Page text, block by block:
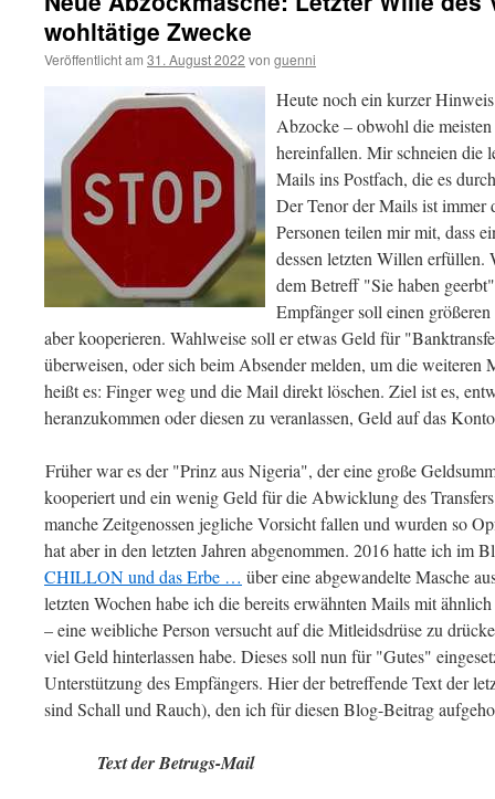
wohltätige Zwecke
Veröffentlicht am 31. August 2022 von guenni
Heute noch ein kurzer
Abzocke – obwohl die
hereinfallen. Mir schneien die
Mails ins Postfach, die es
Der Tenor der Mails ist immer
Personen teilen mir mit, dass
dessen letzten Willen erfüllen.
dem Betreff "Sie haben
Empfänger soll einen
aber kooperieren. Wahlweise soll er etwas Geld für
überweisen, oder sich beim Absender melden, um die weiteren
heißt es: Finger weg und die Mail direkt löschen. Ziel ist es,
heranzukommen oder diesen zu veranlassen, Geld auf das
Früher war es der "Prinz aus Nigeria", der eine große
kooperiert und ein wenig Geld für die Abwicklung des
manche Zeitgenossen jegliche Vorsicht fallen und wurden so
hat aber in den letzten Jahren abgenommen. 2016 hatte ich im
CHILLON und das Erbe … über eine abgewandelte Masche
letzten Wochen habe ich die bereits erwähnten Mails mit
– eine weibliche Person versucht auf die Mitleidsdrüse zu
viel Geld hinterlassen habe. Dieses soll nun für "Gutes"
Unterstützung des Empfängers. Hier der betreffende Text der
sind Schall und Rauch), den ich für diesen Blog-Beitrag
Text der Betrugs-Mail